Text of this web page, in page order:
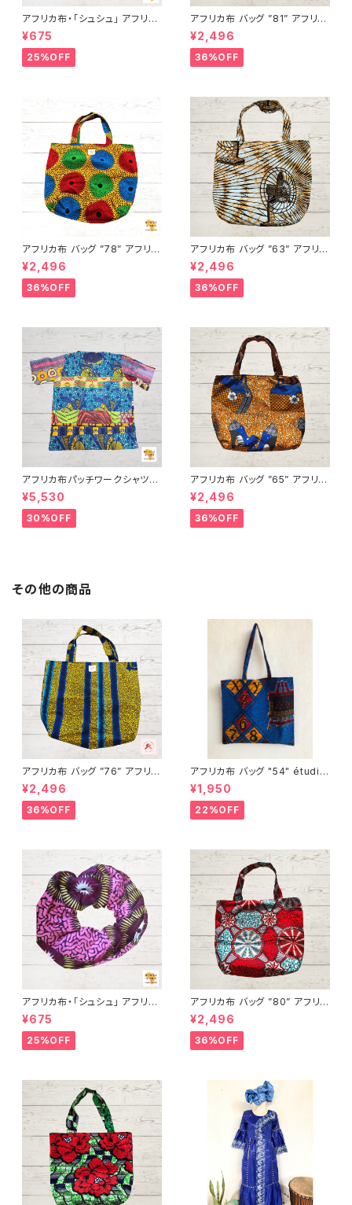
アフリカ布・「シュシュ」 アフリカ
ンプリント パーニュ カンガ キテ
ンゲ トートバッグ エコバッグ ギ
ニア フェアトレード INUWALIA
FRICA
¥675
25%OFF
アフリカ布 バッグ ”81” アフリカ
ンプリント パーニュ カンガ キテ
ンゲ トートバッグ エコバッグ ギ
ニア フェアトレード INUWALIA
FRICA
¥2,496
36%OFF
アフリカ布 バッグ ”78” アフリカ
ンプリント パーニュ カンガ キテ
ンゲ トートバッグ エコバッグ ギ
ニア フェアトレード INUWALIA
FRICA
¥2,496
36%OFF
アフリカ布 バッグ ”63” アフリカ
ンプリント パーニュ カンガ キテ
ンゲ トートバッグ エコバッグ ギ
ニア フェアトレード INUWALIA
FRICA
¥2,496
36%OFF
アフリカ布パッチワークシャツ
男女兼用 パーニュ キテンゲ ギ
ニア フェアトレード INUWALIA
FRICA patch-s-1
¥5,530
30%OFF
アフリカ布 バッグ ”65” アフリカ
ンプリント パーニュ カンガ キテ
ンゲ トートバッグ エコバッグ ギ
ニア フェアトレード INUWALIA
FRICA
¥2,496
36%OFF
その他の商品
アフリカ布 バッグ ”76” アフリカ
ンプリント パーニュ カンガ キテ
ンゲ トートバッグ エコバッグ ギ
ニア フェアトレード INUWALIA
FRICA
¥2,496
36%OFF
アフリカ布 バッグ "54" étudie
r アフリカンプリント パーニュ カ
ンガ キテンゲ トートバッグ エコ
バッグ ギニア フェアトレード IN
UWALIAFRICA
¥1,950
22%OFF
アフリカ布・「シュシュ」 アフリカ
ンプリント パーニュ カンガ キテ
ンゲ トートバッグ エコバッグ ギ
ニア フェアトレード INUWALIA
FRICA
¥675
25%OFF
アフリカ布 バッグ ”80” アフリカ
ンプリント パーニュ カンガ キテ
ンゲ トートバッグ エコバッグ ギ
ニア フェアトレード INUWALIA
FRICA
¥2,496
36%OFF